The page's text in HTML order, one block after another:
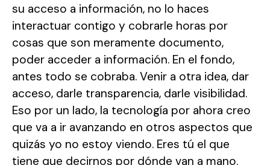
su acceso a información, no lo haces
interactuar contigo y cobrarle horas por
cosas que son meramente documento,
poder acceder a información. En el fondo,
antes todo se cobraba. Venir a otra idea, dar
acceso, darle transparencia, darle visibilidad.
Eso por un lado, la tecnología por ahora creo
que va a ir avanzando en otros aspectos que
quizás yo no estoy viendo. Eres tú el que
tiene que decirnos por dónde van a mano.